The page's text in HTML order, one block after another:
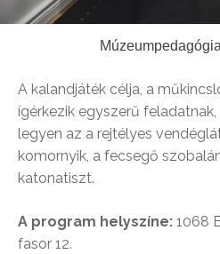
A kalandjáték célja, a
ígérkezik egyszerű
legyen az a rejtélyes
komornyik, a fecsegő
katonatiszt.
A program helyszíne: 1068
fasor 12.